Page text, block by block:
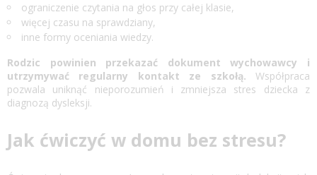
ograniczenie czytania na głos przy całej klasie,
więcej czasu na sprawdziany,
inne formy oceniania wiedzy.
Rodzic powinien przekazać dokument wychowawcy i
utrzymywać regularny kontakt ze szkołą. Współpraca
pozwala uniknąć nieporozumień i zmniejsza stres dziecka z
diagnozą dysleksji.
Jak ćwiczyć w domu bez stresu?